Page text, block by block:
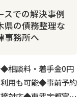
スでの解決事例
県の債務整理な
事務所へ
相談料・着手金0円
用も可能◆事前予約